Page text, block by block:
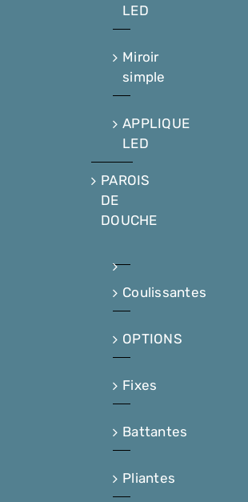
LED
Miroir
simple
APPLIQUE
LED
PAROIS
DE
DOUCHE
Coulissantes
OPTIONS
Fixes
Battantes
Pliantes